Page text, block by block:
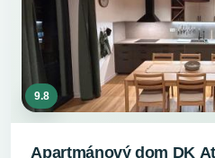
9.8
Apartmánový dom DK